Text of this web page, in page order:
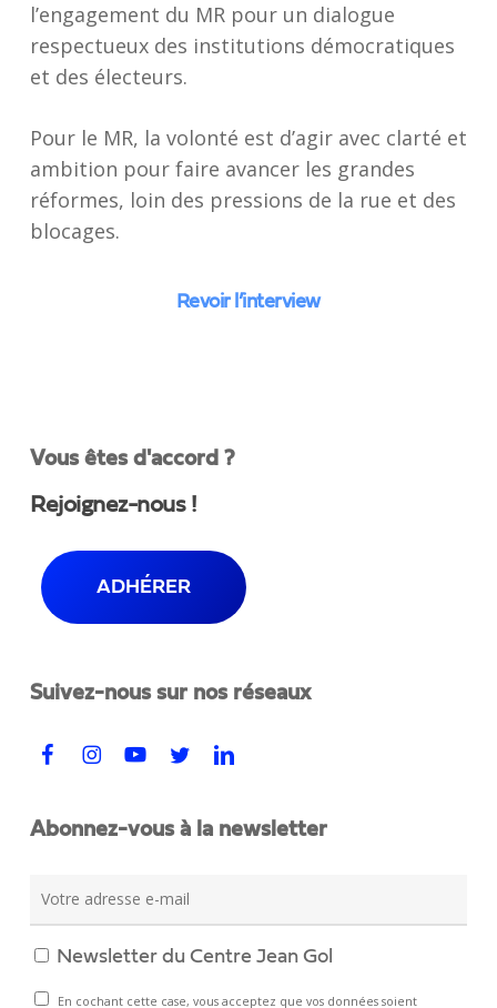
l’engagement du MR pour un dialogue
respectueux des institutions démocratiques
et des électeurs.
Pour le MR, la volonté est d’agir avec clarté et
ambition pour faire avancer les grandes
réformes, loin des pressions de la rue et des
blocages.
Revoir l’interview
Vous êtes d'accord ?
Rejoignez-nous !
ADHÉRER
Suivez-nous sur nos réseaux
Abonnez-vous à la newsletter
Newsletter du Centre Jean Gol
En cochant cette case, vous acceptez que vos données soient